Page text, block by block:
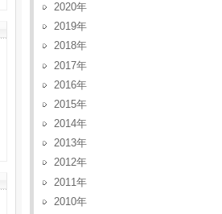
2020
2019
2018
2017
2016
2015
2014
2013
2012
2011
2010